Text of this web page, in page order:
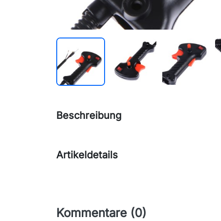
Beschreibung
Artikeldetails
Kommentare (0)